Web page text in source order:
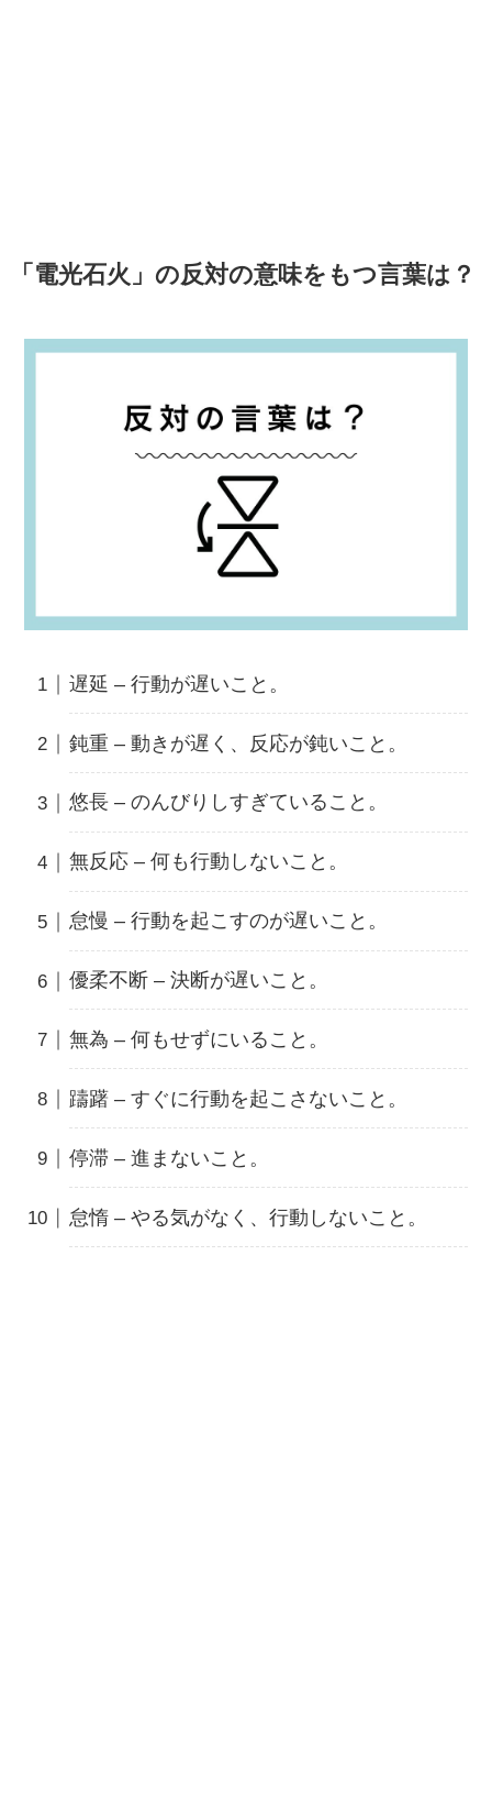
「電光石火」の反対の意味をもつ言葉は？
遅延 – 行動が遅いこと。
鈍重 – 動きが遅く、反応が鈍いこと。
悠長 – のんびりしすぎていること。
無反応 – 何も行動しないこと。
怠慢 – 行動を起こすのが遅いこと。
優柔不断 – 決断が遅いこと。
無為 – 何もせずにいること。
躊躇 – すぐに行動を起こさないこと。
停滞 – 進まないこと。
怠惰 – やる気がなく、行動しないこと。